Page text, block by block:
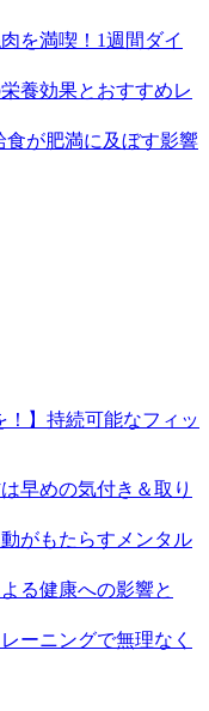
を満喫！1週間ダイ
養効果とおすすめレ
食が肥満に及ぼす影響
！】持続可能なフィッ
早めの気付き＆取り
がもたらすメンタル
る健康への影響と
ーニングで無理なく